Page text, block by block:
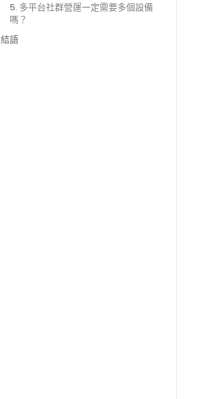
5. 多平台社群營運一定需要多個設備
嗎？
結語